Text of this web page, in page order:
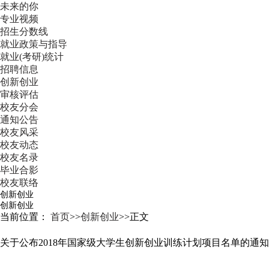
未来的你
专业视频
招生分数线
就业政策与指导
就业(考研)统计
招聘信息
创新创业
审核评估
校友分会
通知公告
校友风采
校友动态
校友名录
毕业合影
校友联络
创新创业
创新创业
当前位置： 首页>>创新创业>>正文
关于公布2018年国家级大学生创新创业训练计划项目名单的通知